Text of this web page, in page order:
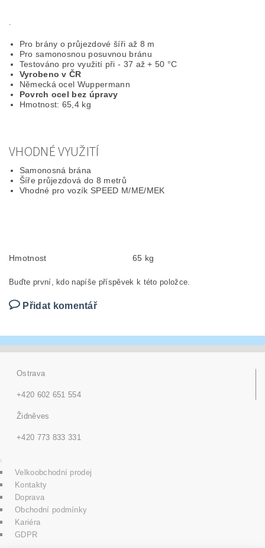
.
Pro brány o průjezdové šíři až 8 m
Pro samonosnou posuvnou bránu
Testováno pro využití při - 37 až + 50 °C
Vyrobeno v ČR
Německá ocel Wuppermann
Povrch ocel bez úpravy
Hmotnost: 65,4 kg
VHODNÉ VYUŽITÍ
Samonosná brána
Šíře průjezdová do 8 metrů
Vhodné pro vozík SPEED M/ME/MEK
Hmotnost 65 kg
Buďte první, kdo napíše příspěvek k této položce.
Přidat komentář
Ostrava
+420 602 651 554
Židněves
+420 773 833 331
Velkoobchodní prodej
Kontakty
Doprava
Obchodní podmínky
Kariéra
GDPR